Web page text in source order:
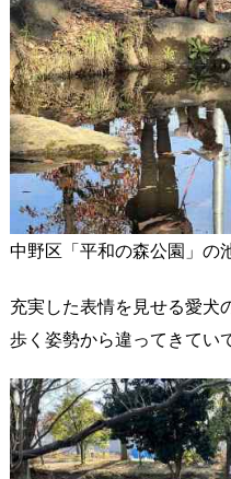
中野区「平和の森公園」の
充実した表情を見せる愛犬
歩く姿勢から違ってきてい